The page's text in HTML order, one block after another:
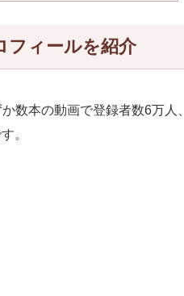
フィールを紹介
数本の動画で登録者数6万人
。